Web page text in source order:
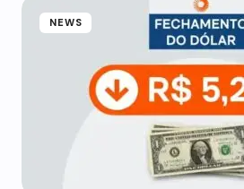
NEWS